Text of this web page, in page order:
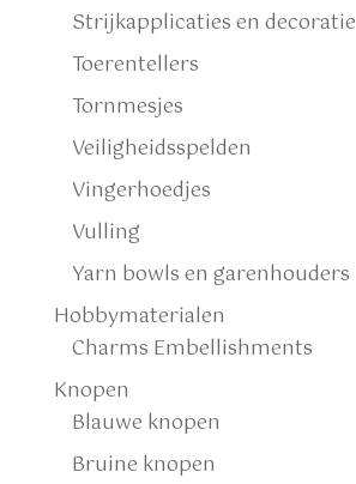
Strijkapplicaties en decoratie
Toerentellers
Tornmesjes
Veiligheidsspelden
Vingerhoedjes
Vulling
Yarn bowls en garenhouders
Hobbymaterialen
Charms Embellishments
Knopen
Blauwe knopen
Bruine knopen